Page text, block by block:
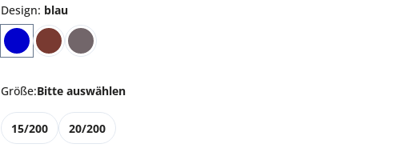
Alle Katzenmöbel
Design: blau
Größe:Bitte auswählen
15/200 20/200